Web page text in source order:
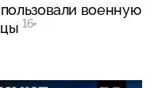
военную
16+